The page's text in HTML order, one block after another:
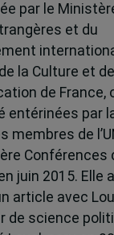
par le
et du
la Culture et
de France,
entérinées par
membres de
Conférences
juin 2015. Elle
article avec
de science